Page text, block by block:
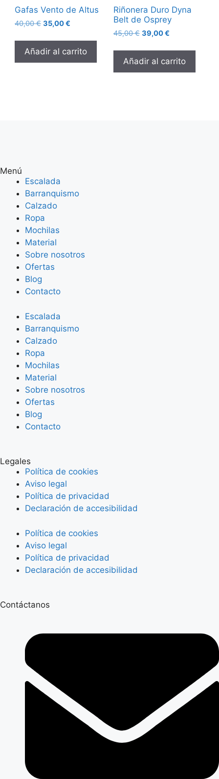
Gafas Vento de Altus
40,00€ 35,00€
Añadir al carrito
Riñonera Duro Dyna
Belt de Osprey
45,00€ 39,00€
Añadir al carrito
Menú
Escalada
Barranquismo
Calzado
Ropa
Mochilas
Material
Sobre nosotros
Ofertas
Blog
Contacto
Escalada
Barranquismo
Calzado
Ropa
Mochilas
Material
Sobre nosotros
Ofertas
Blog
Contacto
Legales
Política de cookies
Aviso legal
Política de privacidad
Declaración de accesibilidad
Política de cookies
Aviso legal
Política de privacidad
Declaración de accesibilidad
Contáctanos